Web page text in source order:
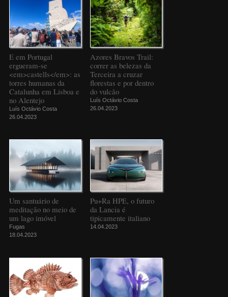
E em Portugal
ergueram-se
<em>castells</em>: as
torres humanas da
Catalunha em Lisboa e
no Alentejo
Luís Octávio Costa
26.04.2023
Azores Bravos Trail:
correr as belezas da
Terceira a cruzar
florestas e por dentro
do vulcão
Luís Octávio Costa
26.04.2023
Um santuário de
meditação no meio de
um lago imóvel
Fugas
18.04.2023
Pu+Ra HPE, o futuro
da Lancia é
tipicamente italiano
14.04.2023